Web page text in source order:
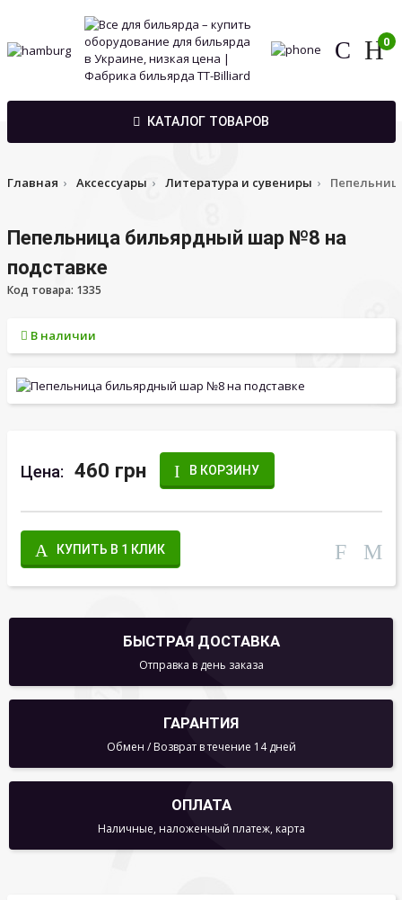
0
КАТАЛОГ ТОВАРОВ
Главная Аксессуары Литература и сувениры
Пепельница бильярдный шар №8 на
подставке
Код товара: 1335
В наличии
Цена: 460 грн В КОРЗИНУ
КУПИТЬ В 1 КЛИК
БЫСТРАЯ ДОСТАВКА
Отправка в день заказа
ГАРАНТИЯ
Обмен / Возврат в течение 14 дней
ОПЛАТА
Наличные, наложенный платеж, карта